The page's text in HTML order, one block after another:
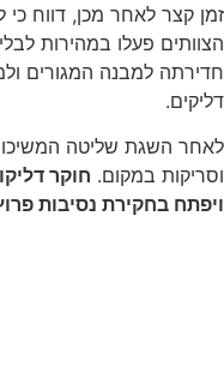
זמן קצר לאחר מכן, דווח
הצוותים פעלו במהירות
חדירתה למבנה המגורים
דליקים.
לאחר השגת שליטה המשיכו
וסריקות במקום. חוקר
ויפתח בחקירת נסיבות